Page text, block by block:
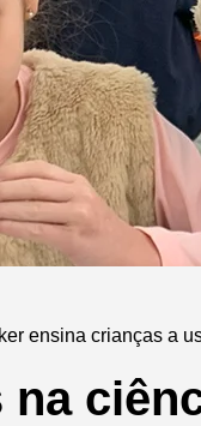
ensina crianças a